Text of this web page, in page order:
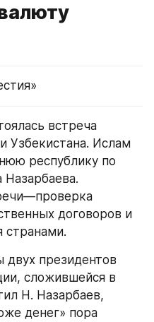
встреча
Узбекистана. Ислам
республику по
Назарбаева.
договоров и
странами.
двух президентов
сложившейся в
Н. Назарбаев,
денег» пора